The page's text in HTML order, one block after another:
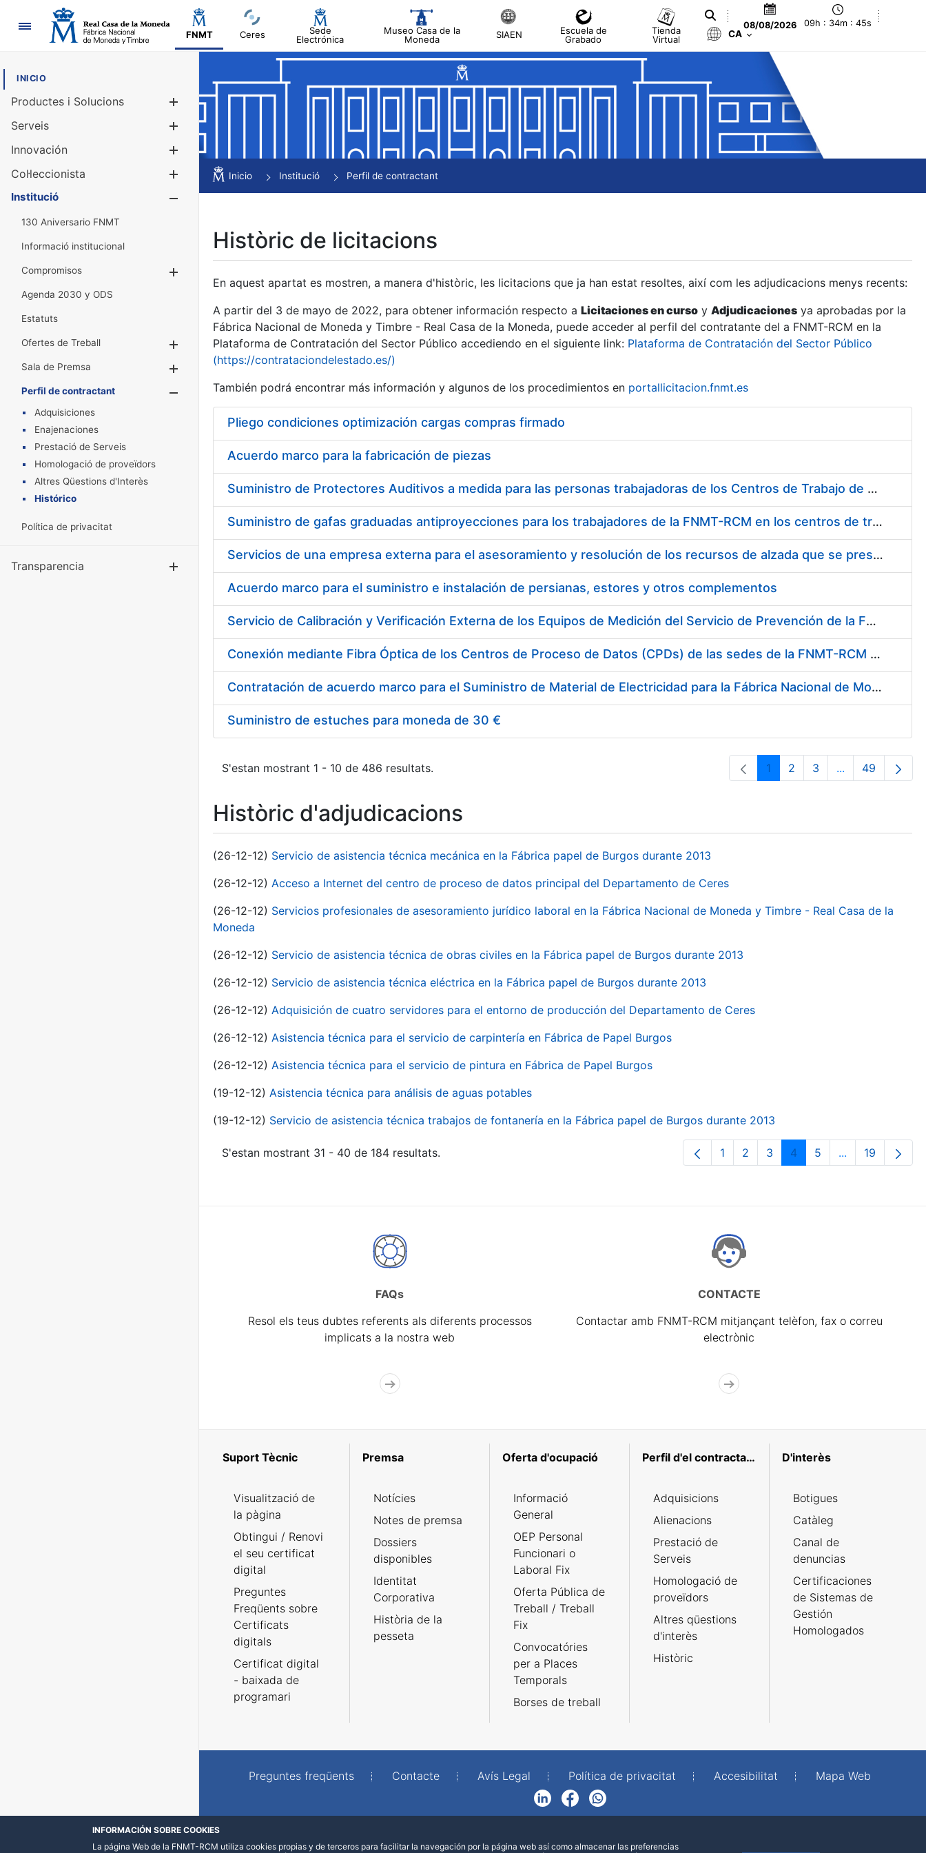
Navegació
FNMT Ceres
Sede
Electrónica
Museo Casa de la
Moneda
SIAEN
Escuela de
Grabado
Tienda
Virtual
08/08/2026 09h : 34m : 46s
CA
INICIO
Productes i Solucions
Mostra/Amaga
Serveis
Innovación
Col·leccionista
Mostra/Amaga
Institució
130 Aniversario FNMT
Informació institucional
Compromisos
Agenda 2030 y ODS
Estatuts
Ofertes de Treball
Mostra/Amaga
Sala de Premsa
Mostra/Amaga
Perfil de contractant
Mostra/Amaga
Adquisiciones
Enajenaciones
Prestació de Serveis
Homologació de proveïdors
Altres Qüestions d'Interès
Histórico
Política de privacitat
Transparencia
Inicio Institució Perfil de contractant
Històric de licitacions
En aquest apartat es mostren, a manera d'històric, les licitacions que ja han estat resoltes, així com les adjudicacions menys recents:
A partir del 3 de mayo de 2022, para obtener información respecto a Licitaciones en curso y Adjudicaciones ya aprobadas por la
Fábrica Nacional de Moneda y Timbre - Real Casa de la Moneda, puede acceder al perfil del contratante del a FNMT-RCM en la
Plataforma de Contratación del Sector Público accediendo en el siguiente link: Plataforma de Contratación del Sector Público
(https://contrataciondelestado.es/)
También podrá encontrar más información y algunos de los procedimientos en portallicitacion.fnmt.es
Pliego condiciones optimización cargas compras firmado
Acuerdo marco para la fabricación de piezas
Suministro de Protectores Auditivos a medida para las personas trabajadoras de los Centros de Trabajo de Madrid y Burgos
Suministro de gafas graduadas antiproyecciones para los trabajadores de la FNMT-RCM en los centros de trabajo de Madrid y Burgos
Servicios de una empresa externa para el asesoramiento y resolución de los recursos de alzada que se presentan relacionados con procesos de selección para la FNMT-RCM
Acuerdo marco para el suministro e instalación de persianas, estores y otros complementos
Servicio de Calibración y Verificación Externa de los Equipos de Medición del Servicio de Prevención de la FNMT-RCM
Conexión mediante Fibra Óptica de los Centros de Proceso de Datos (CPDs) de las sedes de la FNMT-RCM de Burgos y Madrid
Contratación de acuerdo marco para el Suministro de Material de Electricidad para la Fábrica Nacional de Moneda y Timbre-Real Casa de la Moneda en su centro de trabajo de Burgos
Suministro de estuches para moneda de 30 €
S'estan mostrant 1 - 10 de 486 resultats. Pàgina
1 Pàgina
2 Pàgina
3 ...PàginesPàgina
49
Històric d'adjudicacions
(26-12-12) Servicio de asistencia técnica mecánica en la Fábrica papel de Burgos durante 2013
(26-12-12) Acceso a Internet del centro de proceso de datos principal del Departamento de Ceres
(26-12-12) Servicios profesionales de asesoramiento jurídico laboral en la Fábrica Nacional de Moneda y Timbre - Real Casa de la
Moneda
(26-12-12) Servicio de asistencia técnica de obras civiles en la Fábrica papel de Burgos durante 2013
(26-12-12) Servicio de asistencia técnica eléctrica en la Fábrica papel de Burgos durante 2013
(26-12-12) Adquisición de cuatro servidores para el entorno de producción del Departamento de Ceres
(26-12-12) Asistencia técnica para el servicio de carpintería en Fábrica de Papel Burgos
(26-12-12) Asistencia técnica para el servicio de pintura en Fábrica de Papel Burgos
(19-12-12) Asistencia técnica para análisis de aguas potables
(19-12-12) Servicio de asistencia técnica trabajos de fontanería en la Fábrica papel de Burgos durante 2013
S'estan mostrant 31 - 40 de 184 resultats. Pàgina
1 Pàgina
2 Pàgina
3 Pàgina
4 Pàgina
5 ...PàginesPàgina
19
FAQs
Resol els teus dubtes referents als diferents processos
implicats a la nostra web
CONTACTE
Contactar amb FNMT-RCM mitjançant telèfon, fax o correu
electrònic
Suport Tècnic
Visualització de
la pàgina
Obtingui / Renovi
el seu certificat
digital
Preguntes
Freqüents sobre
Certificats
digitals
Certificat digital
- baixada de
programari
Premsa
Notícies
Notes de premsa
Dossiers
disponibles
Identitat
Corporativa
Història de la
pesseta
Oferta d'ocupació
Informació
General
OEP Personal
Funcionari o
Laboral Fix
Oferta Pública de
Treball / Treball
Fix
Convocatóries
per a Places
Temporals
Borses de treball
Perfil d'el contractant
Adquisicions
Alienacions
Prestació de
Serveis
Homologació de
proveïdors
Altres qüestions
d'interès
Històric
D'interès
Botigues
Catàleg
Canal de
denuncias
Certificaciones
de Sistemas de
Gestión
Homologados
Preguntes freqüents Contacte Avís Legal Política de privacitat Accesibilitat
Mapa Web
FacebookWhatsApp
INFORMACIÓN SOBRE COOKIES
La página Web de la FNMT-RCM utiliza cookies propias y de terceros para facilitar la navegación por la página web así como almacenar las preferencias